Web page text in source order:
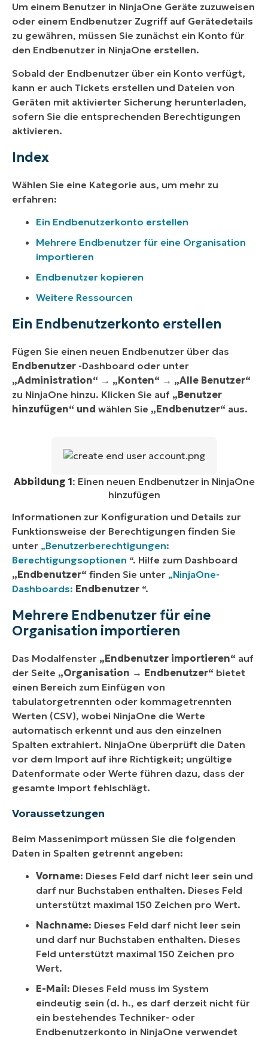
Um einem Benutzer in NinjaOne Geräte zuzuweisen
oder einem Endbenutzer Zugriff auf Gerätedetails
zu gewähren, müssen Sie zunächst ein Konto für
den Endbenutzer in NinjaOne erstellen.
Sobald der Endbenutzer über ein Konto verfügt,
kann er auch Tickets erstellen und Dateien von
Geräten mit aktivierter Sicherung herunterladen,
sofern Sie die entsprechenden Berechtigungen
aktivieren.
Index
Wählen Sie eine Kategorie aus, um mehr zu
erfahren:
Ein Endbenutzerkonto erstellen
Mehrere Endbenutzer für eine Organisation
importieren
Endbenutzer kopieren
Weitere Ressourcen
Ein Endbenutzerkonto erstellen
Fügen Sie einen neuen Endbenutzer über das
Endbenutzer -Dashboard oder unter
„Administration“ → „Konten“ → „Alle Benutzer“
zu NinjaOne hinzu. Klicken Sie auf „Benutzer
hinzufügen“ und wählen Sie „Endbenutzer“ aus.
Abbildung 1: Einen neuen Endbenutzer in NinjaOne
hinzufügen
Informationen zur Konfiguration und Details zur
Funktionsweise der Berechtigungen finden Sie
unter „Benutzerberechtigungen:
Berechtigungsoptionen “. Hilfe zum Dashboard
„Endbenutzer“ finden Sie unter „NinjaOne-
Dashboards: Endbenutzer “.
Mehrere Endbenutzer für eine
Organisation importieren
Das Modalfenster „Endbenutzer importieren“ auf
der Seite „Organisation → Endbenutzer“ bietet
einen Bereich zum Einfügen von
tabulatorgetrennten oder kommagetrennten
Werten (CSV), wobei NinjaOne die Werte
automatisch erkennt und aus den einzelnen
Spalten extrahiert. NinjaOne überprüft die Daten
vor dem Import auf ihre Richtigkeit; ungültige
Datenformate oder Werte führen dazu, dass der
gesamte Import fehlschlägt.
Voraussetzungen
Beim Massenimport müssen Sie die folgenden
Daten in Spalten getrennt angeben:
Vorname: Dieses Feld darf nicht leer sein und
darf nur Buchstaben enthalten. Dieses Feld
unterstützt maximal 150 Zeichen pro Wert.
Nachname: Dieses Feld darf nicht leer sein
und darf nur Buchstaben enthalten. Dieses
Feld unterstützt maximal 150 Zeichen pro
Wert.
E-Mail: Dieses Feld muss im System
eindeutig sein (d. h., es darf derzeit nicht für
ein bestehendes Techniker- oder
Endbenutzerkonto in NinjaOne verwendet